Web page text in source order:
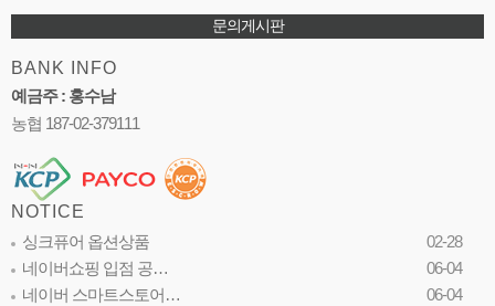
문의게시판
BANK INFO
예금주 : 홍수남
농협 187-02-379111
NOTICE
싱크퓨어 옵션상품
02-28
네이버쇼핑 입점 공…
06-04
네이버 스마트스토어…
06-04